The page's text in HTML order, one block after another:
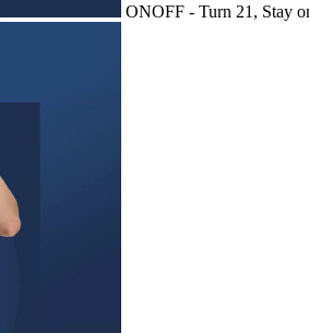
ONOFF - Turn 21, Stay